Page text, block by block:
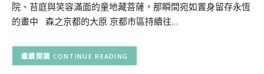
院、苔庭與笑容滿面的童地藏菩薩，那瞬間宛如置身留存永恆
的畫中 森之京都的大原 京都市區持續往…
CONTINUE READING